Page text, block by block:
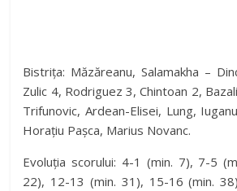
Bistrița: Măzăreanu, Salamakha –
Zulic 4, Rodriguez 3, Chintoan 2,
Trifunovic, Ardean-Elisei, Lung,
Horațiu Pașca, Marius Novanc.
Evoluția scorului: 4-1 (min. 7), 7-5
22), 12-13 (min. 31), 15-16 (min.